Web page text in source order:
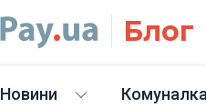
Блог
Новини Комуналка